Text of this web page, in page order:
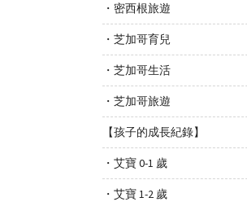
・密西根旅遊
・芝加哥育兒
・芝加哥生活
・芝加哥旅遊
【孩子的成長紀錄】
・艾寶 0-1 歲
・艾寶 1-2 歲